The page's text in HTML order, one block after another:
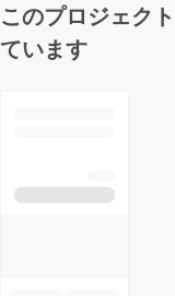
このプロジェク
ています